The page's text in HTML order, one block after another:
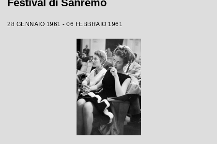
Festival di Sanremo
28 GENNAIO 1961 - 06 FEBBRAIO 1961